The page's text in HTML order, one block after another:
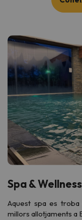
Spa &
Aquest spa es troba
millors allotjaments a